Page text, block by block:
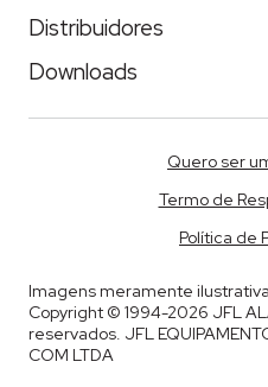
Distribuidores
Downloads
Quero ser
Termo de
Política de
Imagens meramente
Copyright © 1994-2026 JFL
reservados. JFL
COM LTDA